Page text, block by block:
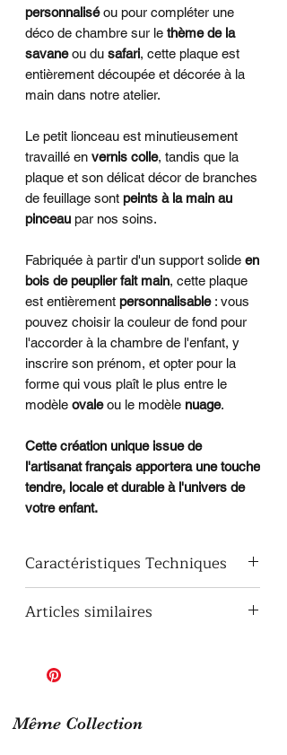
personnaliséou pour compléter une
déco de chambre sur le thème de la
savaneou du safari, cette plaque est
entièrement découpée et décorée à la
main dans notre atelier.
​Le petit lionceau est minutieusement
travaillé en vernis colle, tandis que la
plaque et son délicat décor de branches
de feuillage sont peints à la main au
pinceau par nos soins.
Fabriquée à partir d'un support solide en
bois de peuplier fait main, cette plaque
est entièrement personnalisable: vous
pouvez choisir la couleur de fond pour
l'accorder à la chambre de l'enfant, y
inscrire son prénom, et opter pour la
forme qui vous plaît le plus entre le
modèle ovaleou le modèle nuage.
Cette création unique issue de
l'artisanat français apportera une touche
tendre, locale et durable à l'univers de
votre enfant.
Caractéristiques Techniques
savane, safari, lionceau
peuplier de 10 mm d'épaisseur,
robustesse.
Formes au choix
Articles similaires
girafe
Plaque de porte de chambre
Plaque de porte de chambre
Même Collection